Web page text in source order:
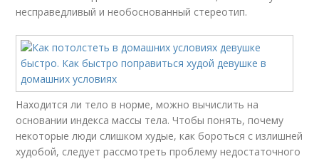
несправедливый и необоснованный стереотип.
Находится ли тело в норме, можно вычислить на
основании индекса массы тела. Чтобы понять, почему
некоторые люди слишком худые, как бороться с излишней
худобой, следует рассмотреть проблему недостаточного